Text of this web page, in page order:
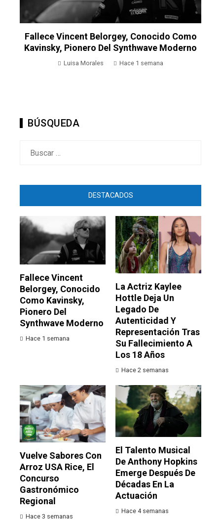
La Actriz Kaylee Hottle Deja Un Legado De
Autenticidad Y Representación Tras Su
BÚSQUEDA
DESTACADOS
Fallece Vincent
Belorgey, Conocido
Como Kavinsky,
Pionero Del
Synthwave Moderno
Hace 1 semana
La Actriz Kaylee
Hottle Deja Un
Legado De
Autenticidad Y
Representación Tras
Su Fallecimiento A
Los 18 Años
Hace 2 semanas
Vuelve Sabores Con
Arroz USA Rice, El
Concurso
Gastronómico
Regional
Hace 3 semanas
El Talento Musical
De Anthony Hopkins
Emerge Después De
Décadas En La
Actuación
Hace 4 semanas